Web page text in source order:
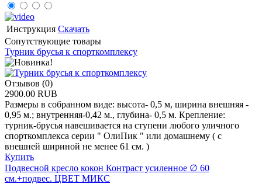
Инструкция Скачать
Сопутствующие товары
Турник брусья к спорткомплексу
Отзывов (0)
2900.00 RUB
Размеры в собранном виде: высота- 0,5 м, ширина внешняя -
0,95 м.; внутренняя-0,42 м., глубина- 0,5 м. Крепление:
турник-брусья навешивается на ступени любого уличного
спорткомплекса серии " ОлиПик " или домашнему ( с
внешней шириной не менее 61 см. )
Купить
Подвесной кресло кокон Контраст усиленное ∅ 60
см.+подвес. ЦВЕТ МИКС